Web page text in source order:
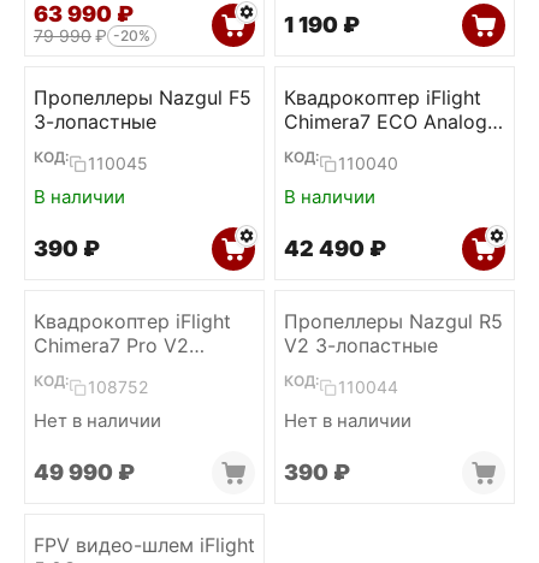
63 990 ₽
79 990₽ -20% 1 190 ₽
Пропеллеры Nazgul F5
3-лопастные
КОД: 110045
В наличии
‍390‍ ₽
Квадрокоптер iFlight
Chimera7 ECO Analog
1.6W
КОД: 110040
В наличии
42 490 ₽
Квадрокоптер iFlight
Chimera7 Pro V2
Analog 1.6W
КОД: 108752
Нет в наличии
49 990 ₽
Пропеллеры Nazgul R5
V2 3-лопастные
КОД: 110044
Нет в наличии
‍390‍ ₽
FPV видео-шлем iFlight